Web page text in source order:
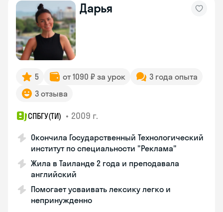
Дарья
5 от 1090 ₽ за урок
3 года опыта
3 отзыва
СПБГУ(ТИ) • 2009 г.
Окончила Государственный Технологический
институт по специальности "Реклама"
Жила в Таиланде 2 года и преподавала
английский
Помогает усваивать лексику легко и
непринужденно